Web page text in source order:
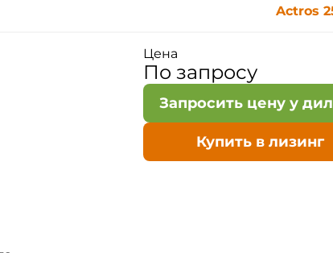
Actros
Цена
По запросу
Запросить цену у
Купить в лизинг